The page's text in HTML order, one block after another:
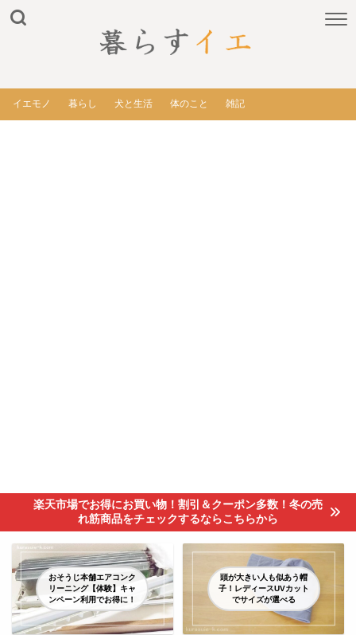
イエモノ 暮らし 犬と生活 体のこと 雑記
楽天市場でお得にお買い物！割引＆クーポン多数！冬の売
れ筋商品をチェックするならこちらから
おそうじ本舗エアコンク
リーニング【体験】キャ
ンペーン利用でお得に！
頭が大きい人も似あう帽
子！レディースUVカット
でサイズが選べる